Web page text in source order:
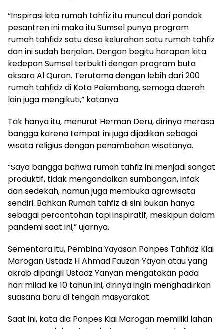
“Inspirasi kita rumah tahfiz itu muncul dari pondok
pesantren ini maka itu Sumsel punya program
rumah tahfidz satu desa kelurahan satu rumah tahfiz
dan ini sudah berjalan. Dengan begitu harapan kita
kedepan Sumsel terbukti dengan program buta
aksara Al Quran. Terutama dengan lebih dari 200
rumah tahfidz di Kota Palembang, semoga daerah
lain juga mengikuti,” katanya.
Tak hanya itu, menurut Herman Deru, dirinya merasa
bangga karena tempat ini juga dijadikan sebagai
wisata religius dengan penambahan wisatanya.
“Saya bangga bahwa rumah tahfiz ini menjadi sangat
produktif, tidak mengandalkan sumbangan, infak
dan sedekah, namun juga membuka agrowisata
sendiri. Bahkan Rumah tahfiz di sini bukan hanya
sebagai percontohan tapi inspiratif, meskipun dalam
pandemi saat ini,” ujarnya.
Sementara itu, Pembina Yayasan Ponpes Tahfidz Kiai
Marogan Ustadz H Ahmad Fauzan Yayan atau yang
akrab dipangil Ustadz Yanyan mengatakan pada
hari milad ke 10 tahun ini, dirinya ingin menghadirkan
suasana baru di tengah masyarakat.
Saat ini, kata dia Ponpes Kiai Marogan memiliki lahan